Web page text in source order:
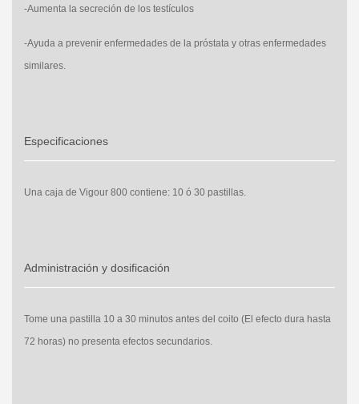
-Aumenta la secreción de los testículos
-Ayuda a prevenir enfermedades de la próstata y otras enfermedades
similares.
Especificaciones
Una caja de Vigour 800 contiene: 10 ó 30 pastillas.
Administración y dosificación
Tome una pastilla 10 a 30 minutos antes del coito (El efecto dura hasta
72 horas) no presenta efectos secundarios.